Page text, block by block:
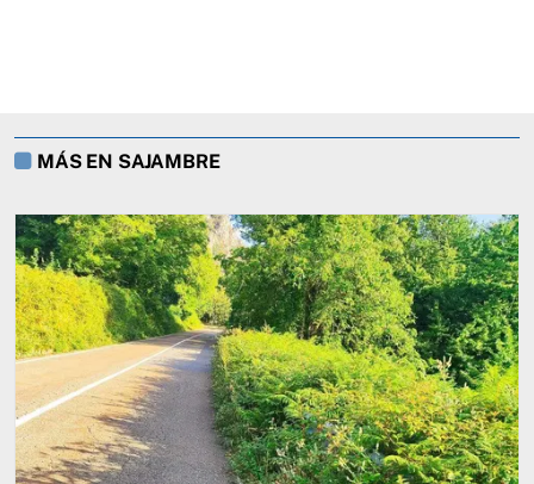
MÁS EN SAJAMBRE